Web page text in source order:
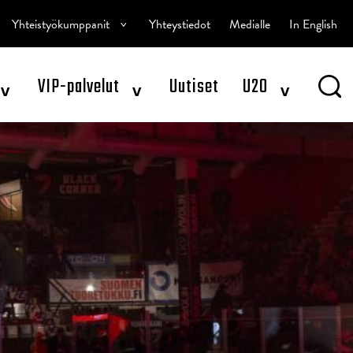
^ VIP-palvelut ^ Uutiset U20 ^
Yhteistyökumppanit ^ Yhteystiedot Medialle In English